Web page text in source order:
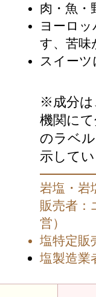
肉・魚・
ヨーロ
す、苦味
スイー
※成分は
機関に
のラベ
示して
岩塩・
販売者
営）
塩特定販
塩製造